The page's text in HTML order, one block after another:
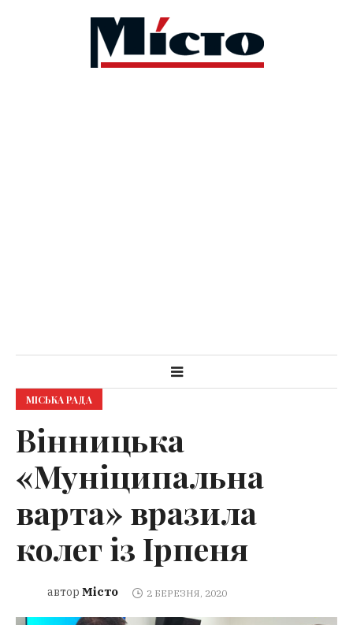
МІСЬКА РАДА
Вінницька
«Муніципальна
варта» вразила
колег із Ірпеня
автор Місто 2 БЕРЕЗНЯ, 2020